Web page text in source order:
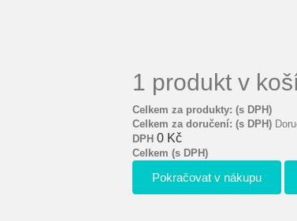
1 produkt v
Celkem za produkty: (s DPH)
Celkem za doručení: (s DPH)
DPH 0 Kč
Celkem (s DPH)
Pokračovat v nákupu